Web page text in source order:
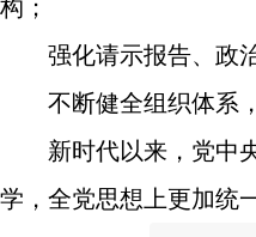
构；
强化请示报告、政
不断健全组织体系
新时代以来，党中
学，全党思想上更加统